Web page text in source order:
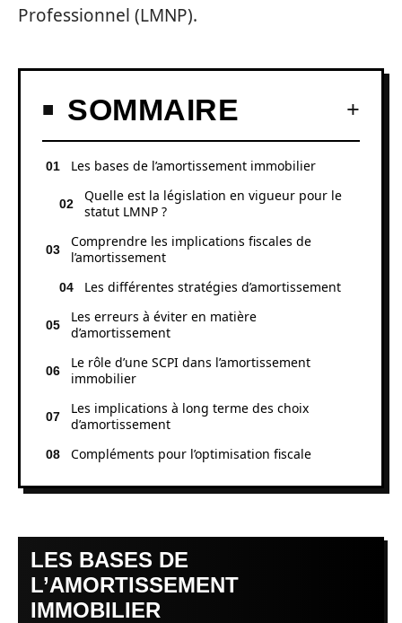
Professionnel (LMNP).
SOMMAIRE
Les bases de l’amortissement immobilier
Quelle est la législation en vigueur pour le
statut LMNP ?
Comprendre les implications fiscales de
l’amortissement
Les différentes stratégies d’amortissement
Les erreurs à éviter en matière
d’amortissement
Le rôle d’une SCPI dans l’amortissement
immobilier
Les implications à long terme des choix
d’amortissement
Compléments pour l’optimisation fiscale
LES BASES DE
L’AMORTISSEMENT
IMMOBILIER